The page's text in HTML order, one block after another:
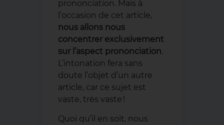
prononciation. Mais à
l’occasion de cet article,
nous allons nous
concentrer exclusivement
sur l’aspect prononciation.
L’intonation fera sans
doute l’objet d’un autre
article, car ce sujet est
vaste, très vaste !
Quoi qu’il en soit, nous